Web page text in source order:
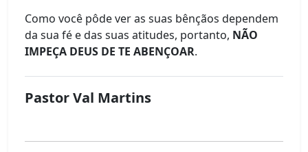
Como você pôde ver as suas bênçãos dependem
da sua fé e das suas atitudes, portanto, NÃO
IMPEÇA DEUS DE TE ABENÇOAR.
Pastor Val Martins